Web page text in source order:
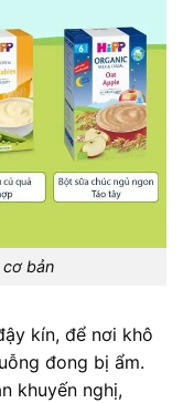
cơ bản
kín, để nơi khô
đong bị ẩm.
khuyến nghị,